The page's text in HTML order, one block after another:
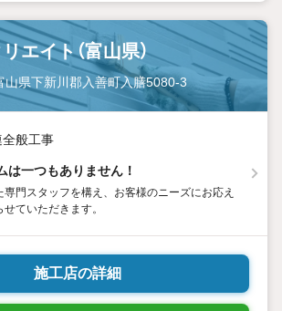
エイト（富山県）
山県下新川郡入善町入膳5080-3
般工事
は一つもありません！
門スタッフを構え、お客様のニーズにお応え
ていただきます。
施工店の詳細